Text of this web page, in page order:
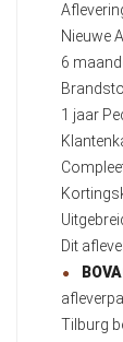
Nieuwe
6
1 jaar
Dit
Tilburg